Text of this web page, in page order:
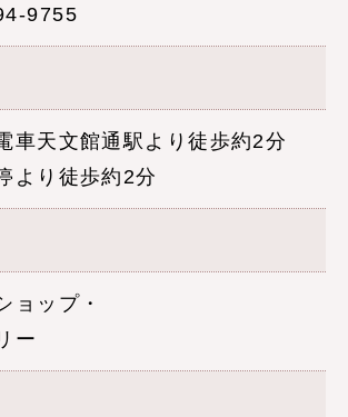
9755
車天文館通駅より徒歩約2分
より徒歩約2分
ョップ・
ー